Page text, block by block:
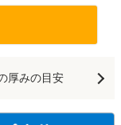
厚みの目安